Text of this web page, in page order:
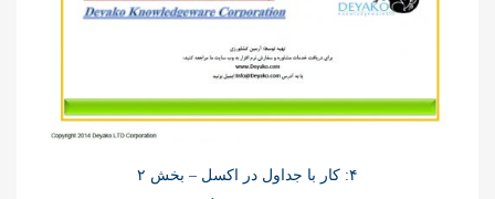
۴: کار با جداول در اکسل – بخش ۲